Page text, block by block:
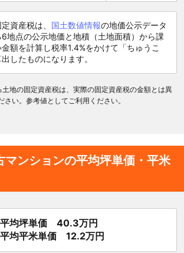
資産税は、 国土数値情報の地価公示データ
地点の公示地価と地積（土地面積）から課
額を計算し税率1.4%をかけて「ちゅうこ
したものになります。
地の固定資産税は、実際の固定資産税の金額とは異
い。参考値としてご利用ください。
マンションの平均坪単価・平米
平均坪単価 40.3万円
平均平米単価 12.2万円